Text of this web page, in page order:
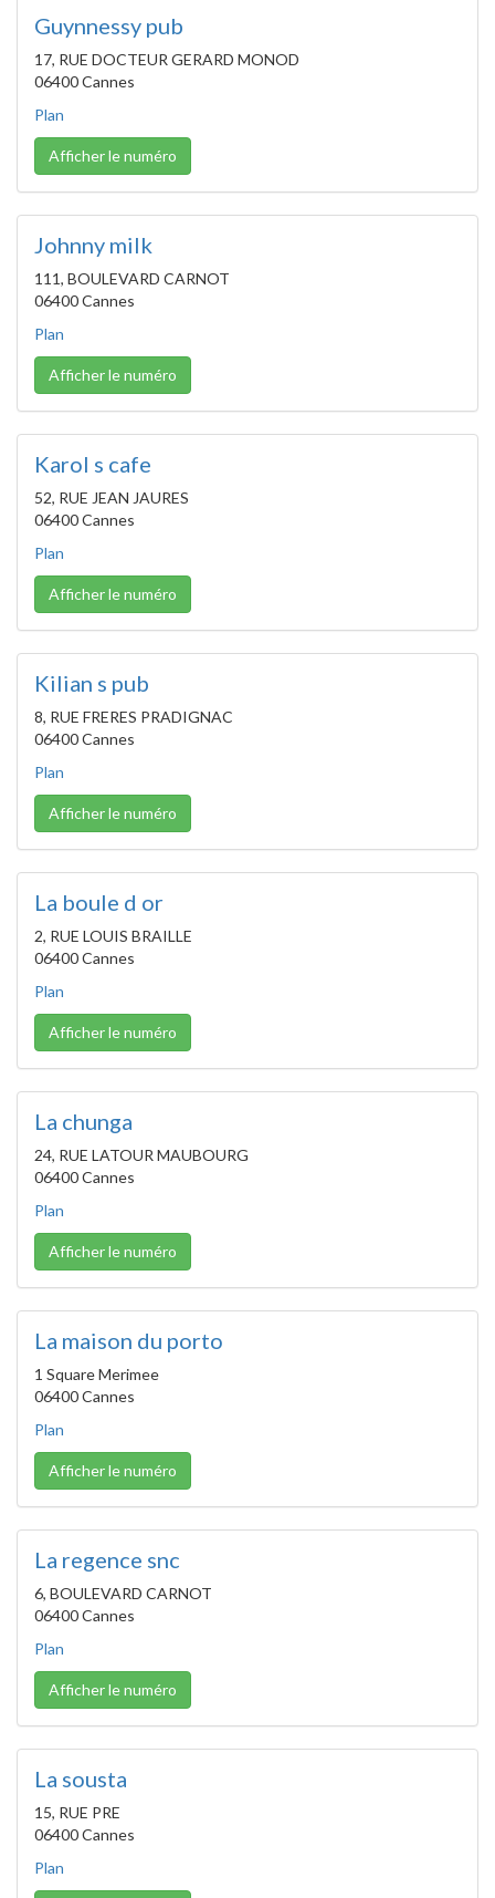
Guynnessy pub
17, RUE DOCTEUR GERARD MONOD
06400 Cannes
Plan
Afficher le numéro
Johnny milk
111, BOULEVARD CARNOT
06400 Cannes
Plan
Afficher le numéro
Karol s cafe
52, RUE JEAN JAURES
06400 Cannes
Plan
Afficher le numéro
Kilian s pub
8, RUE FRERES PRADIGNAC
06400 Cannes
Plan
Afficher le numéro
La boule d or
2, RUE LOUIS BRAILLE
06400 Cannes
Plan
Afficher le numéro
La chunga
24, RUE LATOUR MAUBOURG
06400 Cannes
Plan
Afficher le numéro
La maison du porto
1 Square Merimee
06400 Cannes
Plan
Afficher le numéro
La regence snc
6, BOULEVARD CARNOT
06400 Cannes
Plan
Afficher le numéro
La sousta
15, RUE PRE
06400 Cannes
Plan